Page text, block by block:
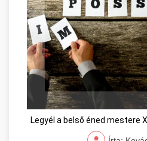
Legyél a belső éned mestere